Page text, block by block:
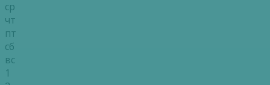
ср
чт
пт
сб
вс
1